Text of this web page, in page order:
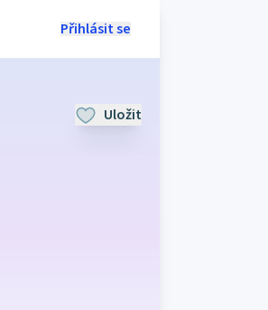
Přihlásit se
Uložit